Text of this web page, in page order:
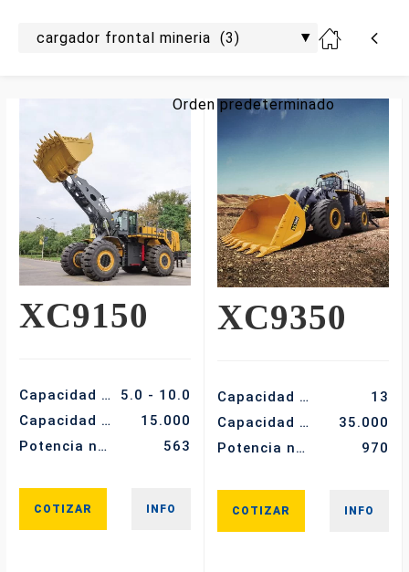
XC9150
Capacidad de Balde (m3)
5.0 - 10.0
Capacidad de carga nominal (kg)
15.000
Potencia nominal (kw)
563
COTIZAR INFO
XC9350
Capacidad de Balde (m3)
13
Capacidad de carga nominal (kg)
35.000
Potencia nominal (kw)
970
COTIZAR INFO